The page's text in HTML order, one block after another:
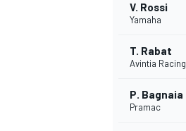
V. Rossi
Yamaha
T. Rabat
Avintia Racing
P. Bagnaia
Pramac